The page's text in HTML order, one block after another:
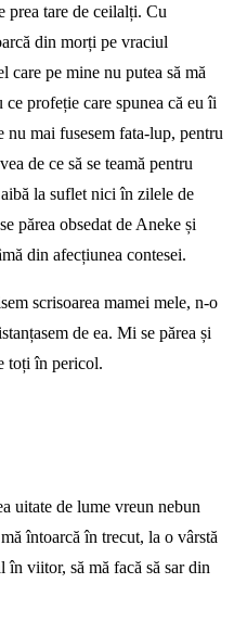
prea tare de ceilalți. Cu
din morți pe vraciul
care pe mine nu putea să mă
profeție care spunea că eu îi
mai fusesem fata-lup, pentru
de ce să se teamă pentru
la suflet nici în zilele de
părea obsedat de Aneke și
din afecțiunea contesei.
scrisoarea mamei mele, n-o
de ea. Mi se părea și
toți în pericol.
uitate de lume vreun nebun
întoarcă în trecut, la o vârstă
în viitor, să mă facă să sar din